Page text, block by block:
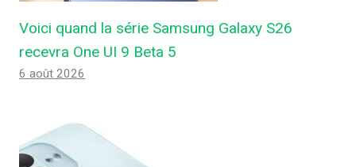
Voici quand la série Samsung Galaxy S26
recevra One UI 9 Beta 5
6 août 2026